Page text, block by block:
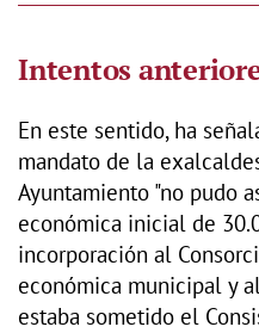
Intentos
En este sentido, ha
mandato de la
Ayuntamiento "no pudo
económica inicial de
incorporación al
económica municipal y
estaba sometido el